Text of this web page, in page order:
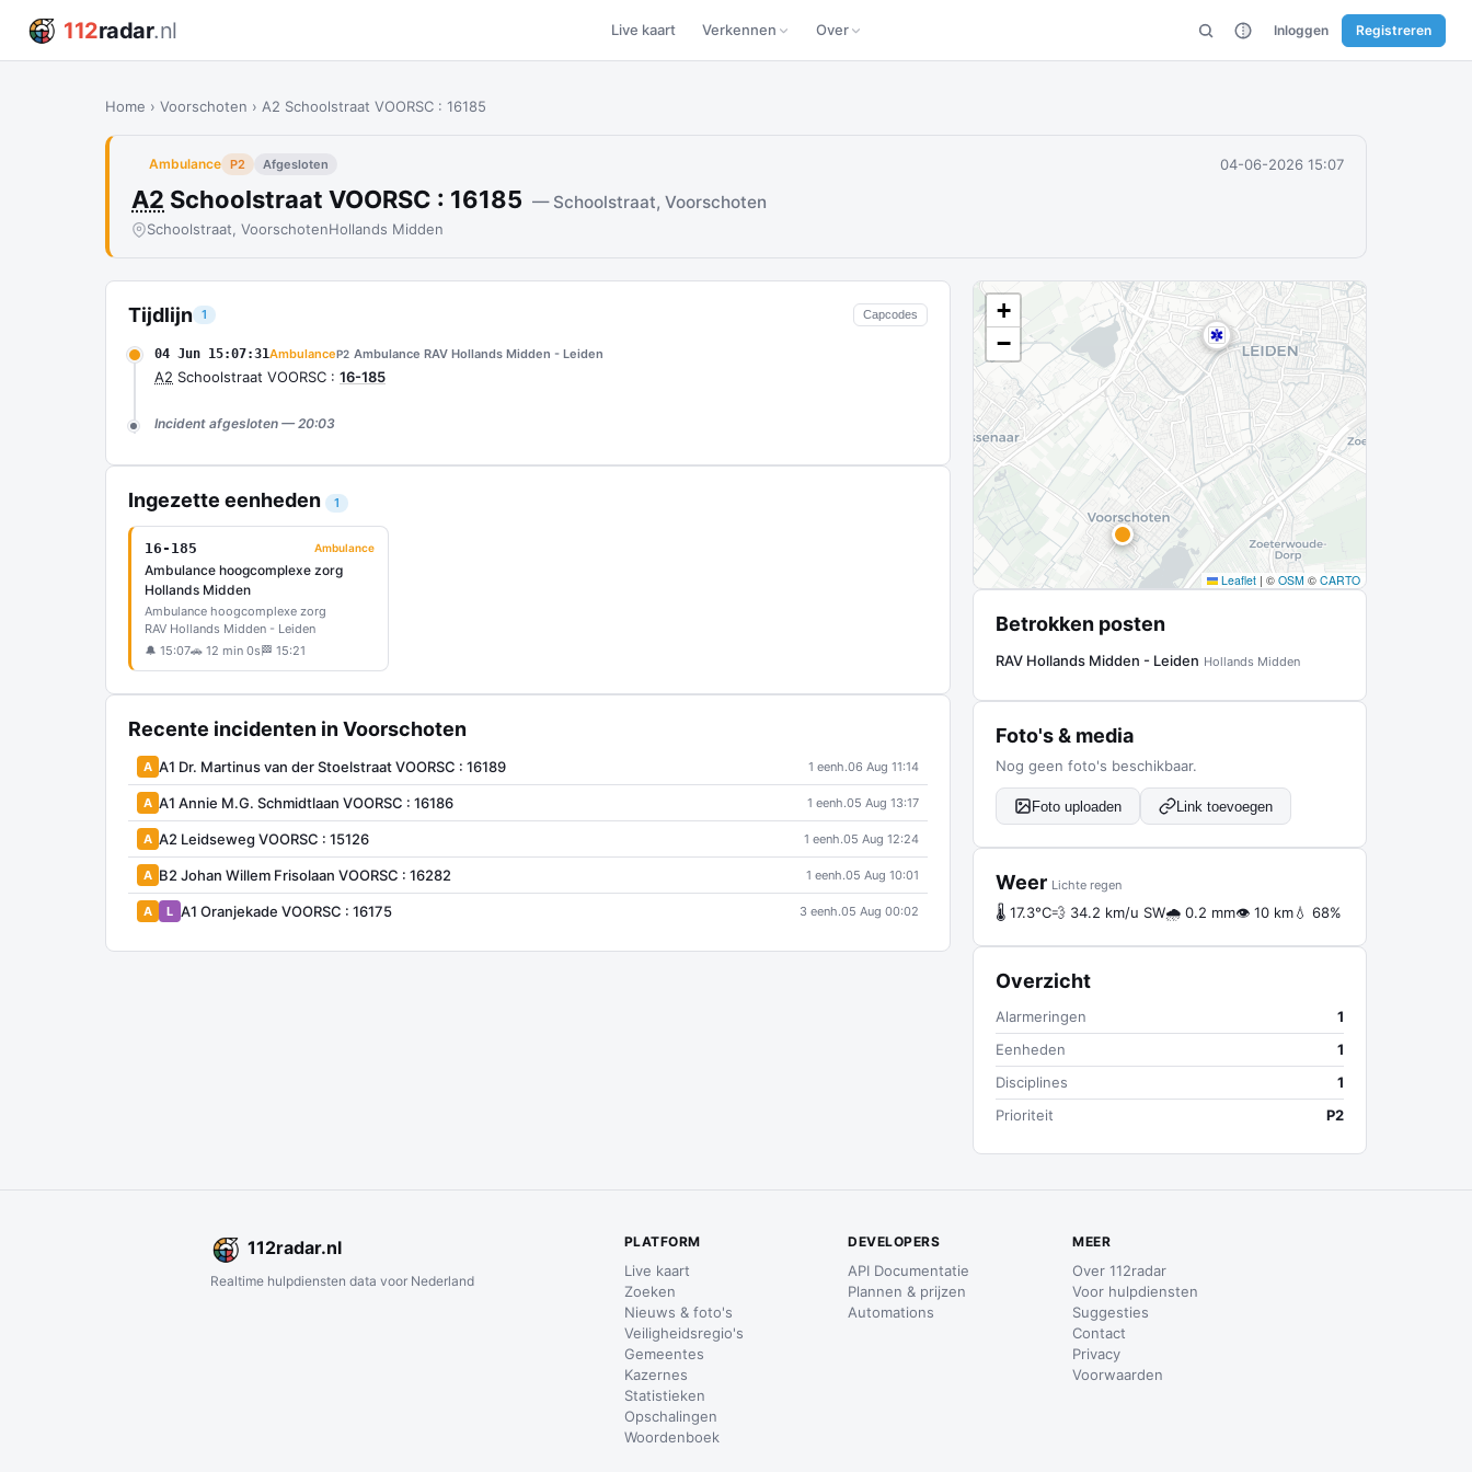
112radar.nl Live kaart Verkennen Over Inloggen Registreren
Home › Voorschoten › A2 Schoolstraat VOORSC : 16185
Ambulance P2 Afgesloten 04-06-2026 15:07
A2 Schoolstraat VOORSC : 16185 — Schoolstraat, Voorschoten
Schoolstraat, VoorschotenHollands Midden
Tijdlijn 1 Capcodes
04 Jun 15:07:31AmbulanceP2 Ambulance RAV Hollands Midden - Leiden
A2 Schoolstraat VOORSC : 16-185
Incident afgesloten — 20:03
Ingezette eenheden 1
16-185 Ambulance
Ambulance hoogcomplexe zorg
Hollands Midden
Ambulance hoogcomplexe zorg
RAV Hollands Midden - Leiden
🔔 15:07🚗 12 min 0s 🏁 15:21
Recente incidenten in Voorschoten
A A1 Dr. Martinus van der Stoelstraat VOORSC : 16189 1 eenh.06 Aug 11:14
A A1 Annie M.G. Schmidtlaan VOORSC : 16186 1 eenh.05 Aug 13:17
A A2 Leidseweg VOORSC : 15126 1 eenh.05 Aug 12:24
A B2 Johan Willem Frisolaan VOORSC : 16282 1 eenh.05 Aug 10:01
A L A1 Oranjekade VOORSC : 16175 3 eenh.05 Aug 00:02
+
−
Leaflet | © OSM © CARTO
Betrokken posten
RAV Hollands Midden - Leiden Hollands Midden
Foto's & media
Nog geen foto's beschikbaar.
Foto uploaden Link toevoegen
Weer Lichte regen
🌡 17.3°C💨 34.2 km/u SW🌧 0.2 mm👁 10 km💧 68%
Overzicht
Alarmeringen
1
Eenheden
1
Disciplines
1
Prioriteit
P2
112radar.nl
Realtime hulpdiensten data voor Nederland
PLATFORM
Live kaart
Zoeken
Nieuws & foto's
Veiligheidsregio's
Gemeentes
Kazernes
Statistieken
Opschalingen
Woordenboek
DEVELOPERS
API Documentatie
Plannen & prijzen
Automations
MEER
Over 112radar
Voor hulpdiensten
Suggesties
Contact
Privacy
Voorwaarden